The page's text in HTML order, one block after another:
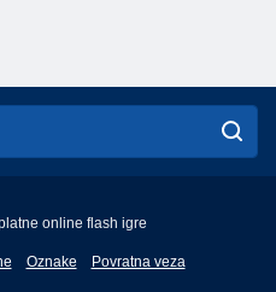
online flash igre
Oznake Povratna veza